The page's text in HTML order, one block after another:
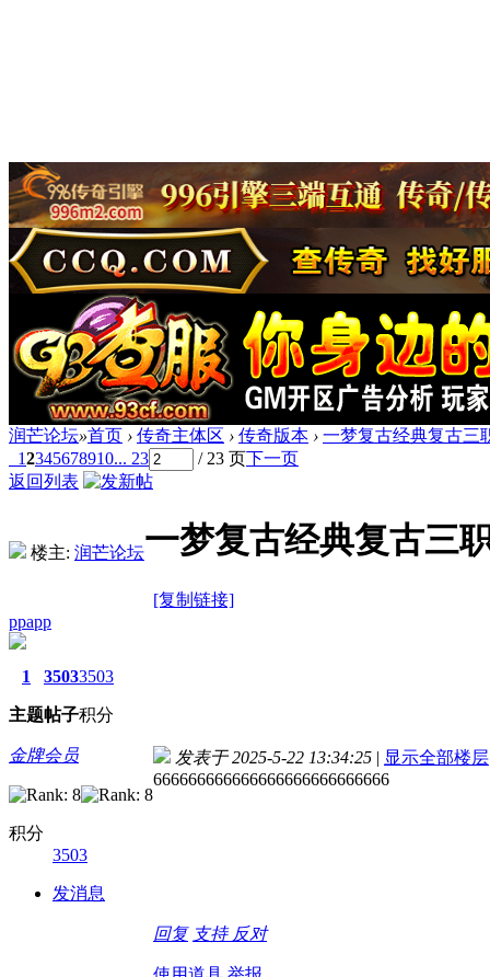
润芒论坛»首页 › 传奇主体区 › 传奇版本 › 一梦复古经典复古三
12345678910... 23 / 23 页下一页
返回列表
楼主: 润芒论坛一梦复古经典复古三
[复制链接]
ppapp
1
主题
3503
帖子
3503
积分
金牌会员
积分
3503
发消息
发表于 2025-5-22 13:34:25 | 显示全部楼层
666666666666666666666666666
回复 支持 反对